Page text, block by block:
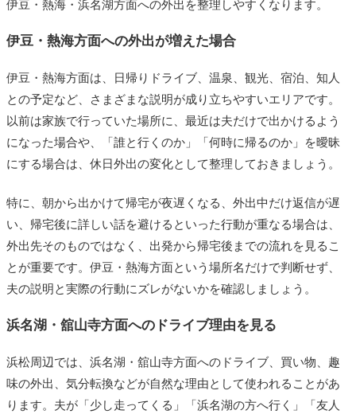
伊豆・熱海・浜名湖方面への外出を整理しやすくなります。
伊豆・熱海方面への外出が増えた場合
伊豆・熱海方面は、日帰りドライブ、温泉、観光、宿泊、知人
との予定など、さまざまな説明が成り立ちやすいエリアです。
以前は家族で行っていた場所に、最近は夫だけで出かけるよう
になった場合や、「誰と行くのか」「何時に帰るのか」を曖昧
にする場合は、休日外出の変化として整理しておきましょう。
特に、朝から出かけて帰宅が夜遅くなる、外出中だけ返信が遅
い、帰宅後に詳しい話を避けるといった行動が重なる場合は、
外出先そのものではなく、出発から帰宅後までの流れを見るこ
とが重要です。伊豆・熱海方面という場所名だけで判断せず、
夫の説明と実際の行動にズレがないかを確認しましょう。
浜名湖・舘山寺方面へのドライブ理由を見る
浜松周辺では、浜名湖・舘山寺方面へのドライブ、買い物、趣
味の外出、気分転換などが自然な理由として使われることがあ
ります。夫が「少し走ってくる」「浜名湖の方へ行く」「友人